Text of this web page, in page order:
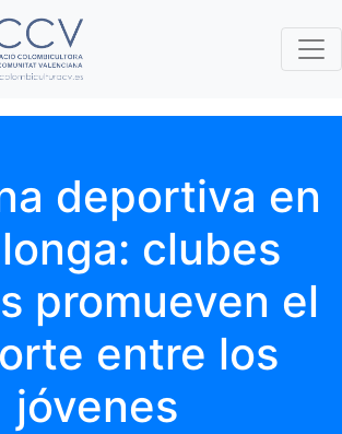
deportiva en
clubes
promueven el
entre los
jóvenes